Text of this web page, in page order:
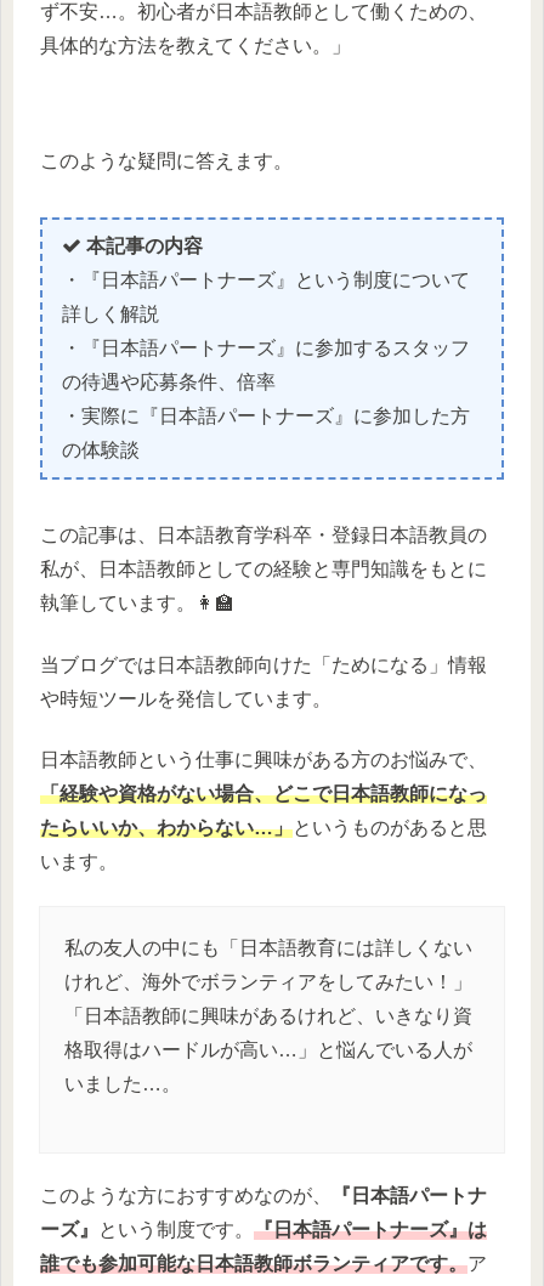
ず不安…。初心者が日本語教師として働くための、
具体的な方法を教えてください。」
このような疑問に答えます。
本記事の内容
・『日本語パートナーズ』という制度について
詳しく解説
・『日本語パートナーズ』に参加するスタッフ
の待遇や応募条件、倍率
・実際に『日本語パートナーズ』に参加した方
の体験談
この記事は、日本語教育学科卒・登録日本語教員の
私が、日本語教師としての経験と専門知識をもとに
執筆しています。👩‍🏫
当ブログでは日本語教師向けた「ためになる」情報
や時短ツールを発信しています。
日本語教師という仕事に興味がある方のお悩みで、
「経験や資格がない場合、どこで日本語教師になっ
たらいいか、わからない…」というものがあると思
います。
私の友人の中にも「日本語教育には詳しくない
けれど、海外でボランティアをしてみたい！」
「日本語教師に興味があるけれど、いきなり資
格取得はハードルが高い…」と悩んでいる人が
いました…。
このような方におすすめなのが、
『日本語パートナ
ーズ』
という制度です。 『日本語パートナーズ』は
誰でも参加可能な日本語教師ボランティアです。ア